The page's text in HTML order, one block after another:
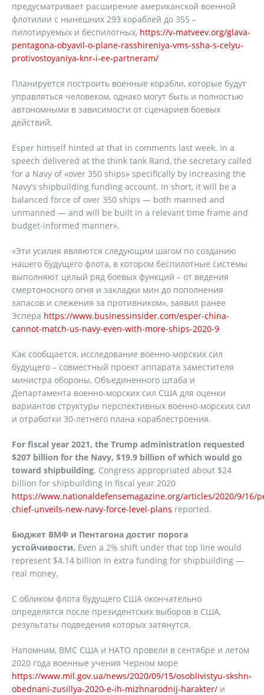
предусматривает расширение американской военной
флотилии с нынешних 293 кораблей до 355 –
пилотируемых и беспилотных, https://v-matveev.org/glava-
pentagona-obyavil-o-plane-rasshireniya-vms-ssha-s-celyu-
protivostoyaniya-knr-i-ee-partneram/
Планируется построить военные корабли, которые будут
управляться человеком, однако могут быть и полностью
автономными в зависимости от сценариев боевых
действий.
Esper himself hinted at that in comments last week. In a
speech delivered at the think tank Rand, the secretary called
for a Navy of «over 350 ships» specifically by increasing the
Navy’s shipbuilding funding account. In short, it will be a
balanced force of over 350 ships — both manned and
unmanned — and will be built in a relevant time frame and
budget-informed manner».
«Эти усилия являются следующим шагом по созданию
нашего будущего флота, в котором беспилотные системы
выполняют целый ряд боевых функций – от ведения
смертоносного огня и закладки мин до пополнения
запасов и слежения за противником», заявил ранее
Эспера https://www.businessinsider.com/esper-china-
cannot-match-us-navy-even-with-more-ships-2020-9
Как сообщается, исследование военно-морских сил
будущего – совместный проект аппарата заместителя
министра обороны, Объединенного штаба и
Департамента военно-морских сил США для оценки
вариантов структуры перспективных военно-морских сил
и отработки 30-летнего плана кораблестроения.
For fiscal year 2021, the Trump administration requested
$207 billion for the Navy, $19.9 billion of which would go
toward shipbuilding. Congress appropriated about $24
billion for shipbuilding in fiscal year 2020
https://www.nationaldefensemagazine.org/articles/2020/9/16/
chief-unveils-new-navy-force-level-plans reported.
Бюджет ВМФ и Пентагона достиг порога
устойчивости. Even a 2% shift under that top line would
represent $4.14 billion in extra funding for shipbuilding —
real money.
С обликом флота будущего США окончательно
определятся после президентских выборов в США,
результаты подведения которых затянутся.
Напомним, ВМС США и НАТО провели в сентябре и летом
2020 года военные учения Черном море
https://www.mil.gov.ua/news/2020/09/15/osoblivistyu-skshn-
obednani-zusillya-2020-e-ih-mizhnarodnij-harakter/ и